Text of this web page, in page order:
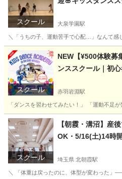
スクール 大泉学園駅
＼「うちの子、運動苦手で心配…」なんて感
東京 練馬区 大泉学園駅 その他
スクール
NEW【¥500体験募
ンススクール｜初
赤羽岩淵駅
「ダンスを習わせてみたい！」 「運動不足
東京 北区 赤羽岩淵駅 その他
スクール
【朝霞・溝沼】産
OK・5/16(土)14時
埼玉県 北朝霞駅
＼ 「体重は戻ったのに、体型が変わった」